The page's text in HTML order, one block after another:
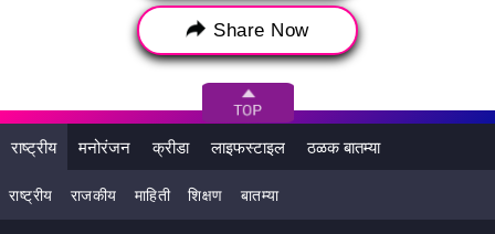
Share Now
राष्ट्रीय मनोरंजन क्रीडा लाइफस्टाइल ठळक बातम्या
राष्ट्रीय राजकीय माहिती शिक्षण बातम्या